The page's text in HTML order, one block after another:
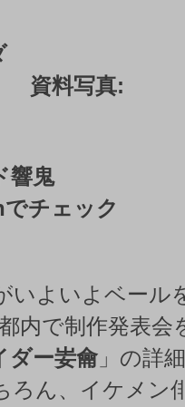
資料写真:
響鬼
チェック
いよいよベール
内で制作発表会
ダー妛龠 」の詳
ろん、イケメン